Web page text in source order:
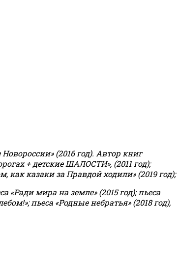
(2016 год). Автор книг
+ детские ШАЛОСТИ», (2011 год);
как казаки за Правдой ходили» (2019 год);
«Ради мира на земле» (2015 год); пьеса
;пьеса «Родные небратья» (2018 год),